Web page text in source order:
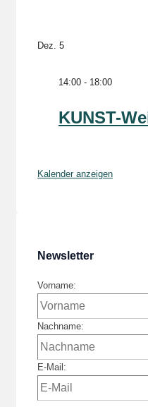
Dez. 5
14:00 - 18:00
KUNST-
Kalender anzeigen
Newsletter
Vorname:
Nachname:
E-Mail: